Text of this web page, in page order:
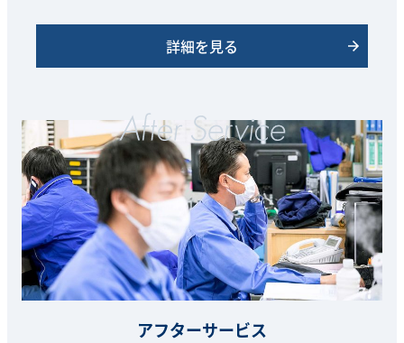
詳細を見る
アフターサービス